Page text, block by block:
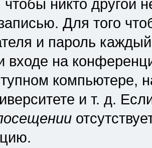
чтобы никто другой
Для того
и пароль
входе на
компьютере,
и т. д.